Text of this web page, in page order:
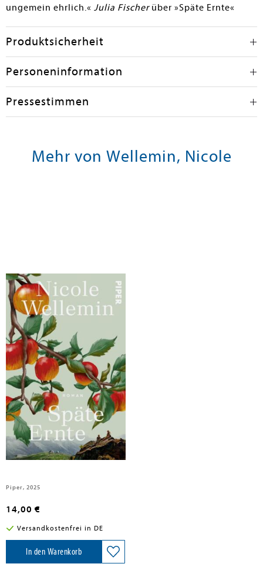
ungemein ehrlich.« Julia Fischer über »Späte Ernte«
Produktsicherheit
Personeninformation
Pressestimmen
Mehr von Wellemin, Nicole
Wellemin, Nicole
Späte Ernte
Piper, 2025
14,00 €
Versandkostenfrei in DE
In den Warenkorb